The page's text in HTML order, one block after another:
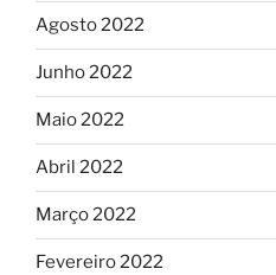
Agosto 2022
Junho 2022
Maio 2022
Abril 2022
Março 2022
Fevereiro 2022